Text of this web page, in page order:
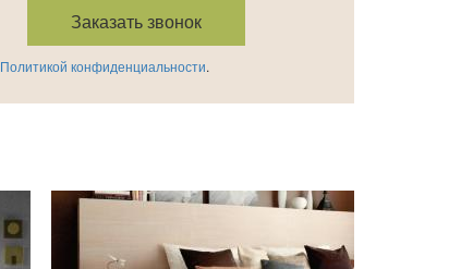
Политикой конфиденциальности.